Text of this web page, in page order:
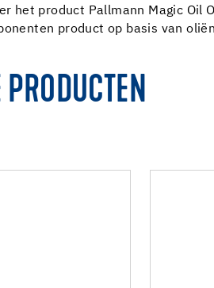
het product Pallmann Magic
product op basis van
PRODUCTEN